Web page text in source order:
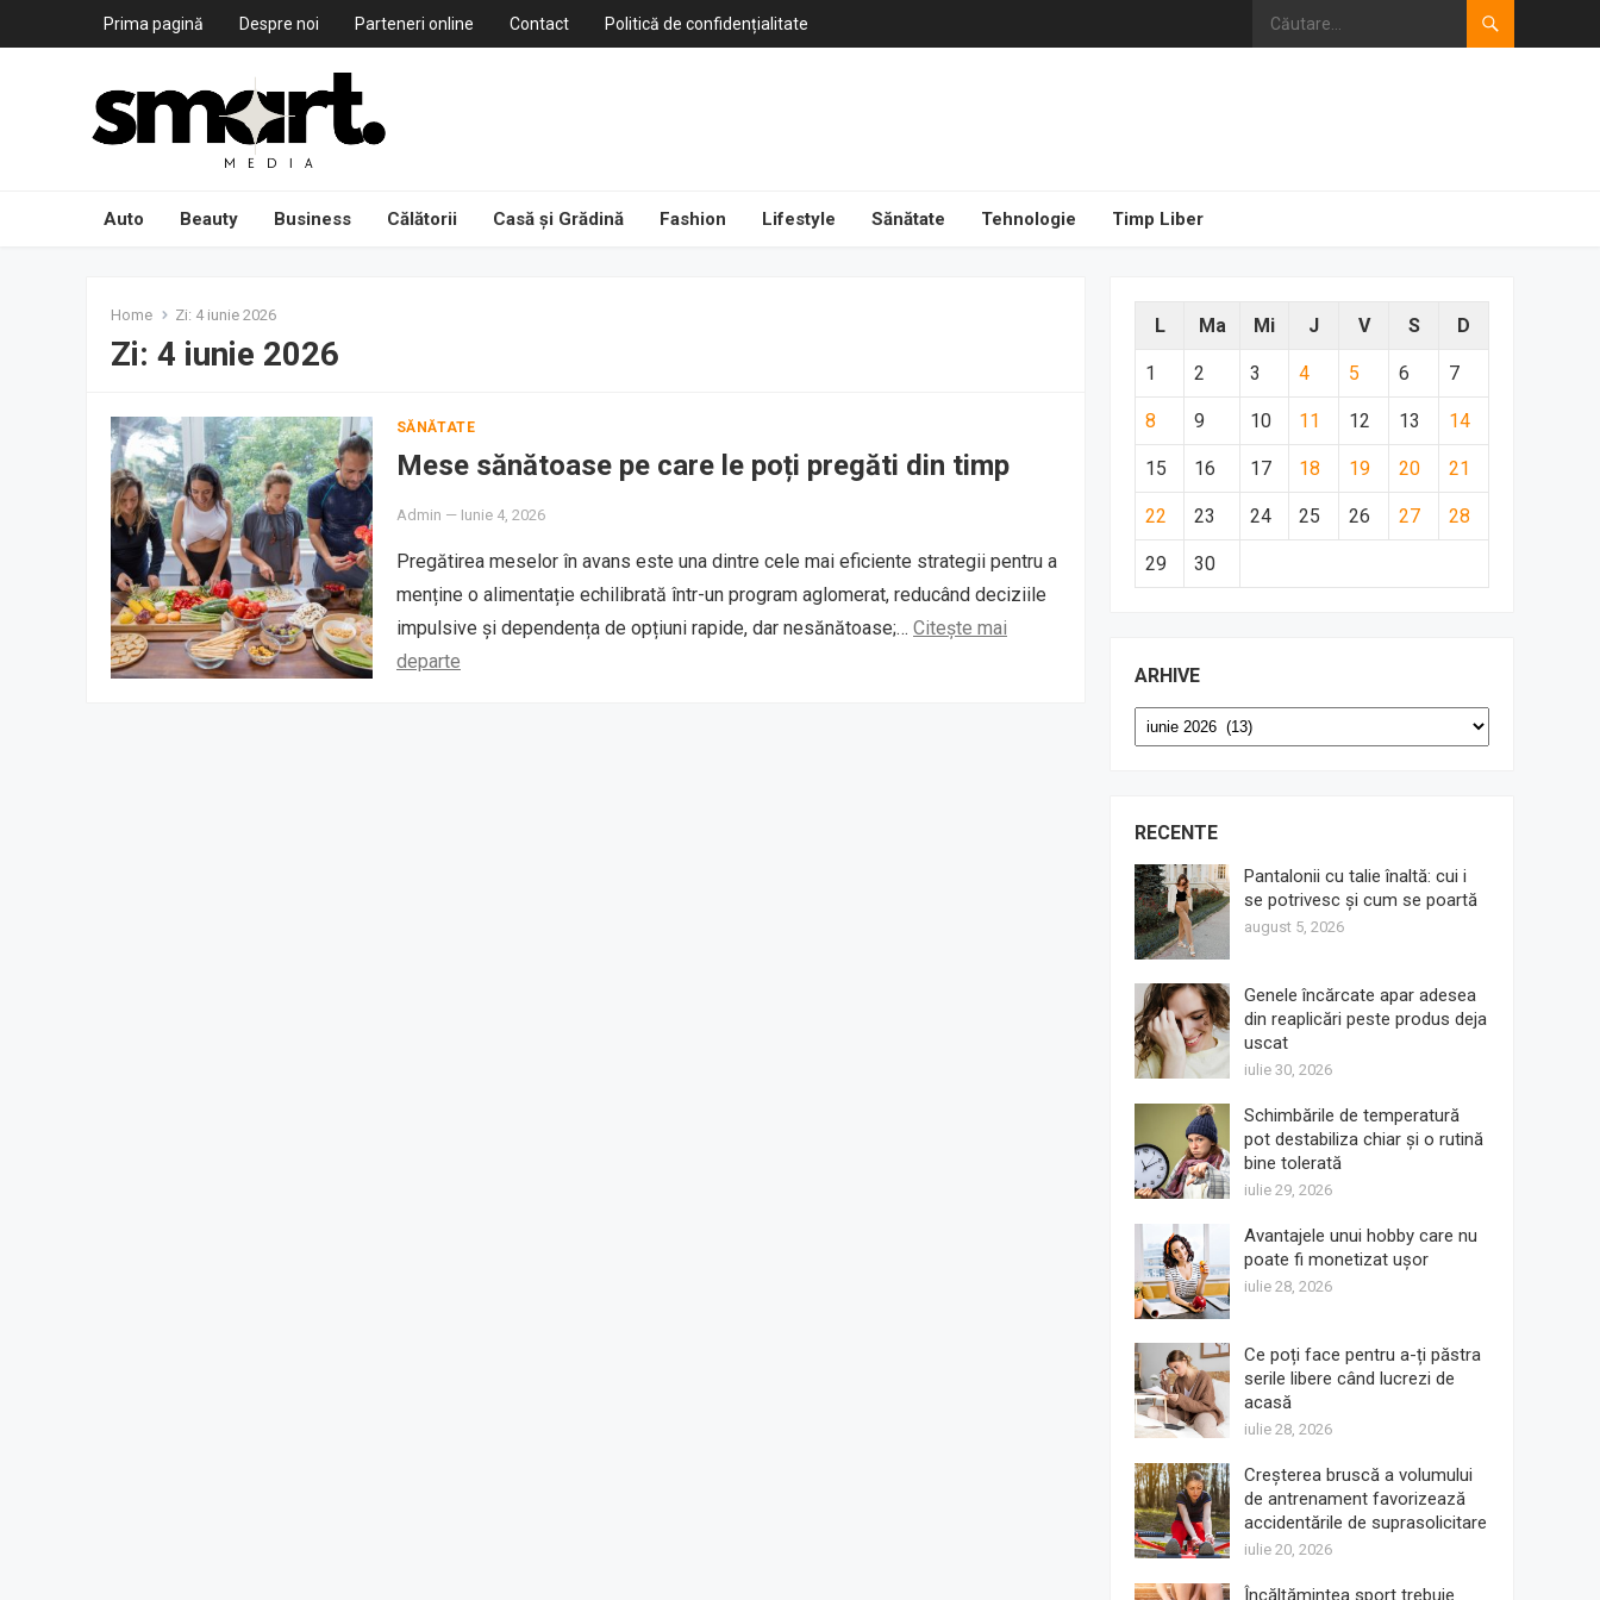
Prima pagină Despre noi Parteneri online Contact Politică de confidențialitate
Auto Beauty Business Călătorii Casă și Grădină Fashion Lifestyle Sănătate Tehnologie Timp Liber
Home Zi: 4 iunie 2026
Zi: 4 iunie 2026
SĂNĂTATE
Mese sănătoase pe care le poți pregăti din timp
Admin — Iunie 4, 2026
Pregătirea meselor în avans este una dintre cele mai eficiente strategii pentru a
menține o alimentație echilibrată într-un program aglomerat, reducând deciziile
impulsive și dependența de opțiuni rapide, dar nesănătoase;… Citește mai
departe
L Ma Mi J V S D
1 2 3 4 5 6 7
8 9 10 11 12 13 14
15 16 17 18 19 20 21
22 23 24 25 26 27 28
29 30
ARHIVE
Arhive
RECENTE
Pantalonii cu talie înaltă: cui i
se potrivesc și cum se poartă
august 5, 2026
Genele încărcate apar adesea
din reaplicări peste produs deja
uscat
iulie 30, 2026
Schimbările de temperatură
pot destabiliza chiar și o rutină
bine tolerată
iulie 29, 2026
Avantajele unui hobby care nu
poate fi monetizat ușor
iulie 28, 2026
Ce poți face pentru a-ți păstra
serile libere când lucrezi de
acasă
iulie 28, 2026
Creșterea bruscă a volumului
de antrenament favorizează
accidentările de suprasolicitare
iulie 20, 2026
Încălțămintea sport trebuie